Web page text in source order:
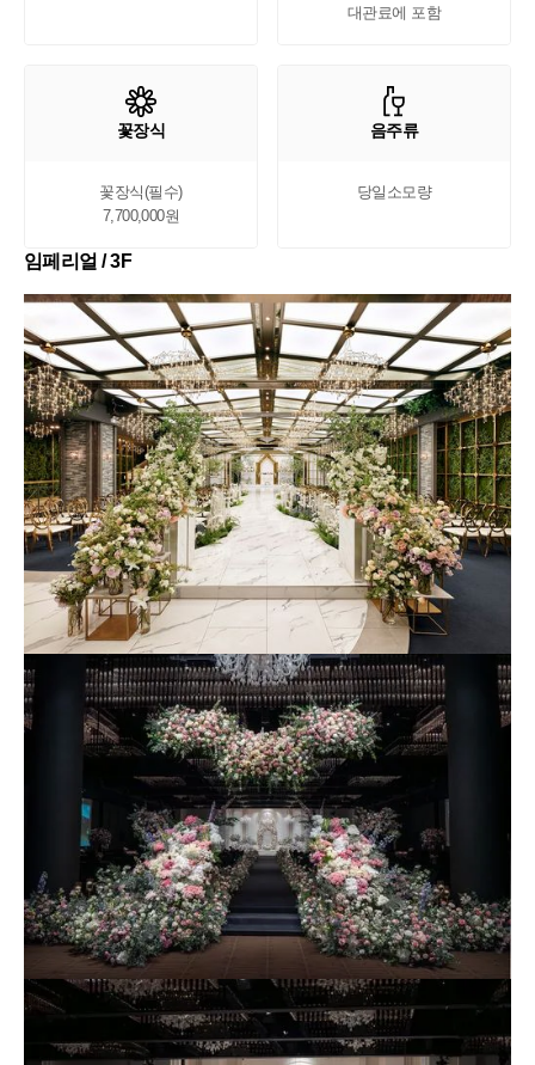
대관료에 포함
꽃장식
꽃장식(필수)
7,700,000원
음주류
당일소모량
임페리얼 / 3F